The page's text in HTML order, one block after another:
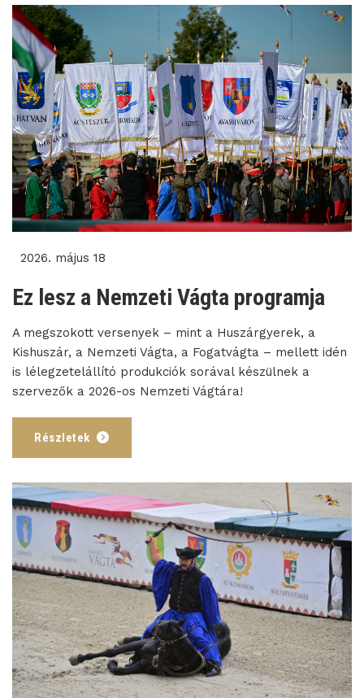
2026. május 18
Ez lesz a Nemzeti Vágta programja
A megszokott versenyek – mint a Huszárgyerek, a
Kishuszár, a Nemzeti Vágta, a Fogatvágta – mellett idén
is lélegzetelállító produkciók sorával készülnek a
szervezők a 2026-os Nemzeti Vágtára!
Részletek